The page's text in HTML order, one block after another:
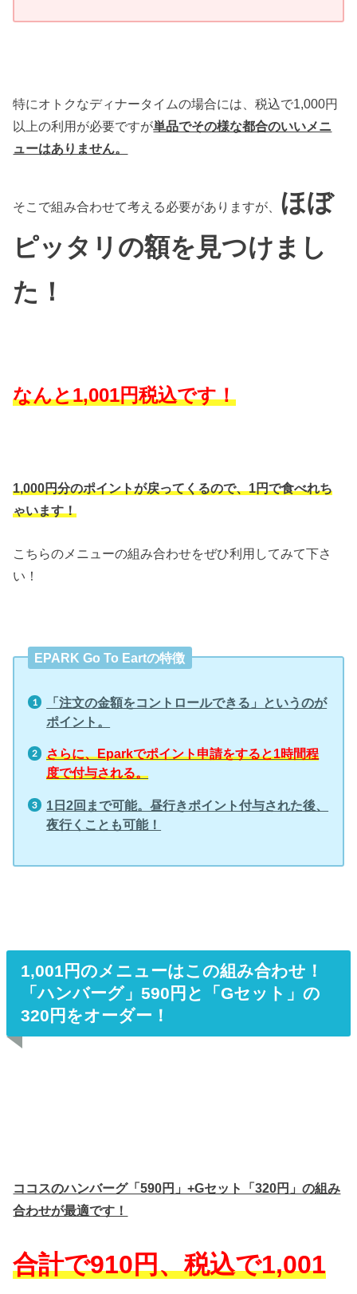
特にオトクなディナータイムの場合には、税込で1,000円
以上の利用が必要ですが単品でその様な都合のいいメニ
ューはありません。
そこで組み合わせて考える必要がありますが、 ほぼ
ピッタリの額を見つけまし
た！
なんと1,001円税込です！
1,000円分のポイントが戻ってくるので、1円で食べれち
ゃいます！
こちらのメニューの組み合わせをぜひ利用してみて下さ
い！
EPARK Go To Eartの特徴
「注文の金額をコントロールできる」というのが
ポイント。
さらに、Eparkでポイント申請をすると1時間程
度で付与される。
1日2回まで可能。昼行きポイント付与された後、
夜行くことも可能！
1,001円のメニューはこの組み合わせ！
「ハンバーグ」590円と「Gセット」の
320円をオーダー！
ココスのハンバーグ「590円」+Gセット「320円」の組み
合わせが最適です！
合計で910円、税込で1,001